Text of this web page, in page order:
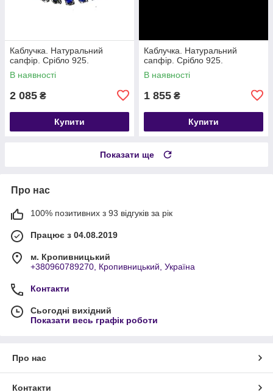
Каблучка. Натуральний
сапфір. Срібло 925.
В наявності
2 085 ₴
Купити
Каблучка. Натуральний
сапфір. Срібло 925.
В наявності
1 855 ₴
Купити
Показати ще
Про нас
100% позитивних з 93 відгуків за рік
Працює з 04.08.2019
м. Кропивницький
+380960789270, Кропивницький, Україна
Контакти
Сьогодні вихідний
Показати весь графік роботи
Про нас
Контакти